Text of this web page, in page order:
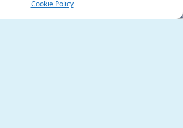
Cookie Policy
Város Önkormányzata